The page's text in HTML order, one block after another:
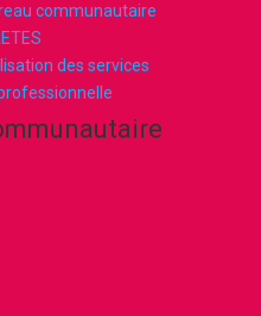
communautaire
des services